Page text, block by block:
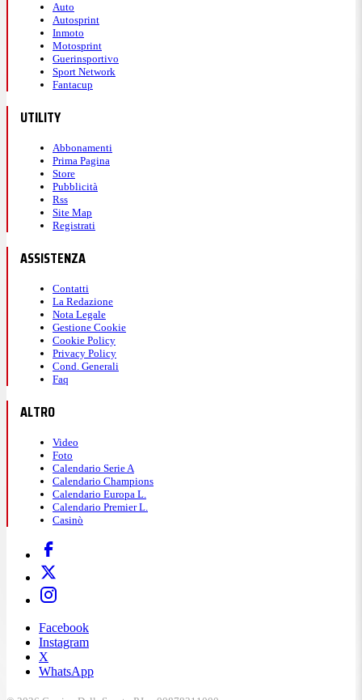
Auto
Autosprint
Inmoto
Motosprint
Guerinsportivo
Sport Network
Fantacup
UTILITY
Abbonamenti
Prima Pagina
Store
Pubblicità
Rss
Site Map
Registrati
ASSISTENZA
Contatti
La Redazione
Nota Legale
Gestione Cookie
Cookie Policy
Privacy Policy
Cond. Generali
Faq
ALTRO
Video
Foto
Calendario Serie A
Calendario Champions
Calendario Europa L.
Calendario Premier L.
Casinò
Facebook
Instagram
X
WhatsApp